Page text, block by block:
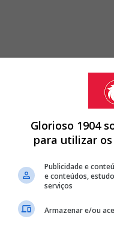
2027 emitirá até
os 35 milhões de
dia 17 de abril.
Glorioso 1904
para utilizar
Publicidade e
e conteúdos,
serviços
Armazenar e/ou